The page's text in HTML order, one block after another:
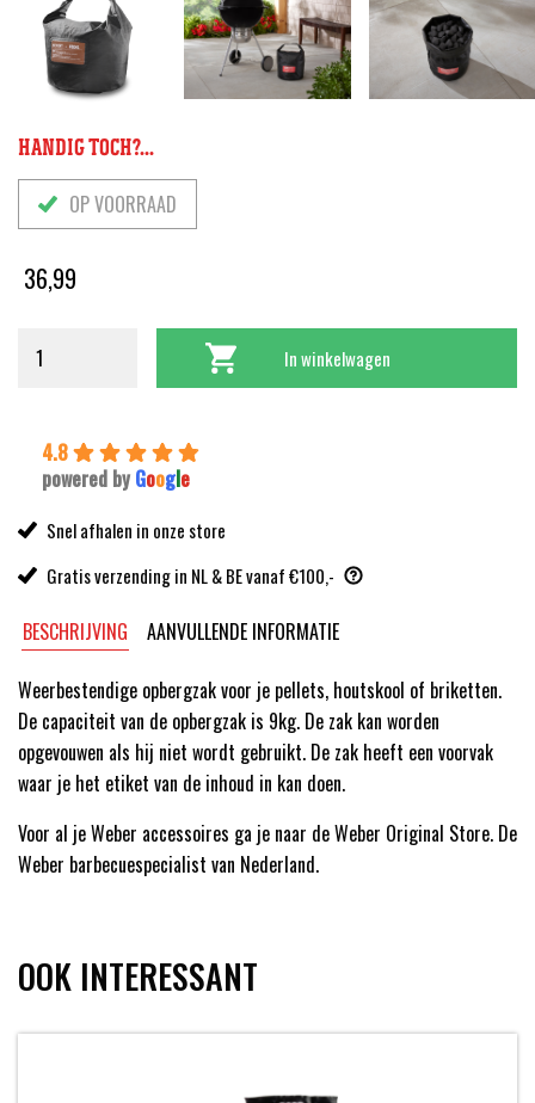
HANDIG TOCH?...
OP VOORRAAD
36,99
In winkelwagen
4.8
powered by Google
Snel afhalen in onze store
Gratis verzending in NL & BE vanaf €100,-
BESCHRIJVING AANVULLENDE INFORMATIE
Weerbestendige opbergzak voor je pellets, houtskool of briketten.
De capaciteit van de opbergzak is 9kg. De zak kan worden
opgevouwen als hij niet wordt gebruikt. De zak heeft een voorvak
waar je het etiket van de inhoud in kan doen.
Voor al je Weber accessoires ga je naar de Weber Original Store. De
Weber barbecuespecialist van Nederland.
OOK INTERESSANT